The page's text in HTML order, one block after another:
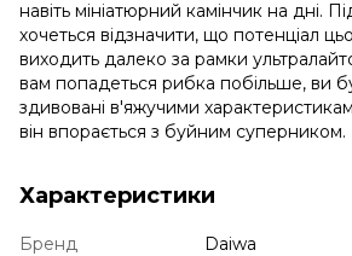
навіть мініатюрний камінчик на дні.
хочеться відзначити, що потенціал
виходить далеко за рамки
вам попадеться рибка побільше, ви
здивовані в'яжучими
він впорається з буйним суперником.
Характеристики
Бренд
Daiwa